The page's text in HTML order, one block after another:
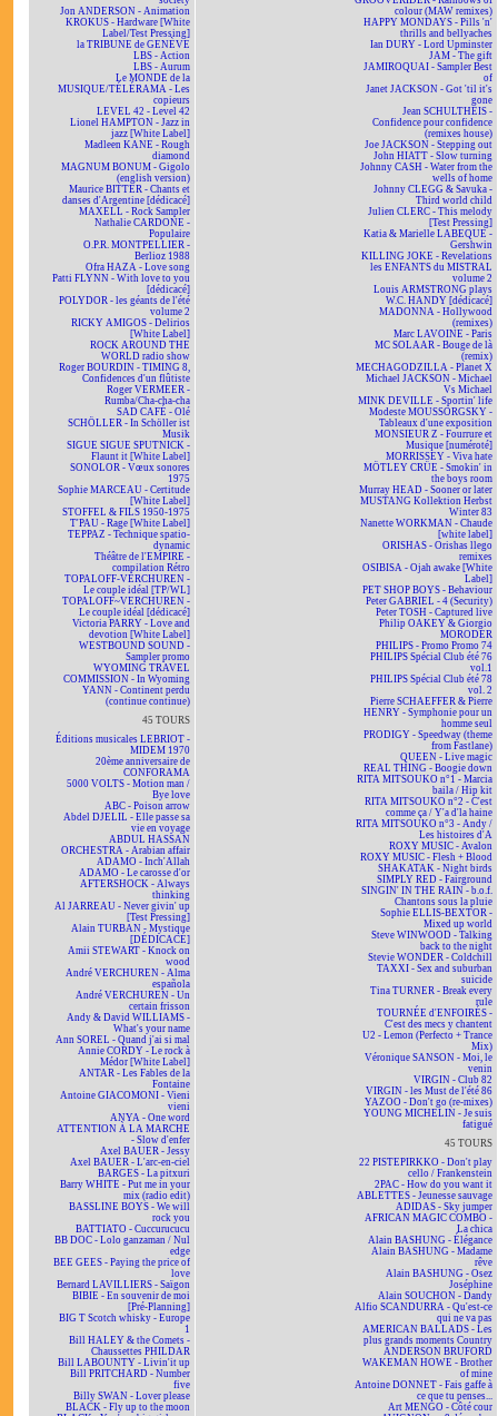
Jon ANDERSON - Animation
KROKUS - Hardware [White
Label/Test Pressing]
la TRIBUNE de GENÈVE
LBS - Action
LBS - Aurum
Le MONDE de la
MUSIQUE/TÉLÉRAMA - Les
copieurs
LEVEL 42 - Level 42
Lionel HAMPTON - Jazz in
jazz [White Label]
Madleen KANE - Rough
diamond
MAGNUM BONUM - Gigolo
(english version)
Maurice BITTER - Chants et
danses d'Argentine [dédicacé]
MAXELL - Rock Sampler
Nathalie CARDONE -
Populaire
O.P.R. MONTPELLIER -
Berlioz 1988
Ofra HAZA - Love song
Patti FLYNN - With love to you
[dédicacé]
POLYDOR - les géants de l'été
volume 2
RICKY AMIGOS - Delirios
[White Label]
ROCK AROUND THE
WORLD radio show
Roger BOURDIN - TIMING 8,
Confidences d'un flûtiste
Roger VERMEER -
Rumba/Cha-cha-cha
SAD CAFÉ - Olé
SCHÖLLER - In Schöller ist
Musik
SIGUE SIGUE SPUTNICK -
Flaunt it [White Label]
SONOLOR - Vœux sonores
1975
Sophie MARCEAU - Certitude
[White Label]
STOFFEL & FILS 1950-1975
T'PAU - Rage [White Label]
TEPPAZ - Technique spatio-
dynamic
Théâtre de l'EMPIRE -
compilation Rétro
TOPALOFF-VERCHUREN -
Le couple idéal [TP/WL]
TOPALOFF~VERCHUREN -
Le couple idéal [dédicacé]
Victoria PARRY - Love and
devotion [White Label]
WESTBOUND SOUND -
Sampler promo
WYOMING TRAVEL
COMMISSION - In Wyoming
YANN - Continent perdu
(continue continue)
45 TOURS
Éditions musicales LEBRIOT -
MIDEM 1970
20ème anniversaire de
CONFORAMA
5000 VOLTS - Motion man /
Bye love
ABC - Poison arrow
Abdel DJELIL - Elle passe sa
vie en voyage
ABDUL HASSAN
ORCHESTRA - Arabian affair
ADAMO - Inch'Allah
ADAMO - Le carosse d'or
AFTERSHOCK - Always
thinking
Al JARREAU - Never givin' up
[Test Pressing]
Alain TURBAN - Mystique
[DÉDICACÉ]
Amii STEWART - Knock on
wood
André VERCHUREN - Alma
española
André VERCHUREN - Un
certain frisson
Andy & David WILLIAMS -
What's your name
Ann SOREL - Quand j'ai si mal
Annie CORDY - Le rock à
Médor [White Label]
ANTAR - Les Fables de la
Fontaine
Antoine GIACOMONI - Vieni
vieni
ANYA - One word
ATTENTION À LA MARCHE
- Slow d'enfer
Axel BAUER - Jessy
Axel BAUER - L'arc-en-ciel
BARGES - La pitxuri
Barry WHITE - Put me in your
mix (radio edit)
BASSLINE BOYS - We will
rock you
BATTIATO - Cuccurucucu
BB DOC - Lolo ganzaman / Nul
edge
BEE GEES - Paying the price of
love
Bernard LAVILLIERS - Saïgon
BIBIE - En souvenir de moi
[Pré-Planning]
BIG T Scotch whisky - Europe
1
Bill HALEY & the Comets -
Chaussettes PHILDAR
Bill LABOUNTY - Livin'it up
Bill PRITCHARD - Number
five
Billy SWAN - Lover please
BLACK - Fly up to the moon
colour (MAW remixes)
HAPPY MONDAYS - Pills 'n'
thrills and bellyaches
Ian DURY - Lord Upminster
JAM - The gift
JAMIROQUAI - Sampler Best
of
Janet JACKSON - Got 'til it's
gone
Jean SCHULTHEIS -
Confidence pour confidence
(remixes house)
Joe JACKSON - Stepping out
John HIATT - Slow turning
Johnny CASH - Water from the
wells of home
Johnny CLEGG & Savuka -
Third world child
Julien CLERC - This melody
[Test Pressing]
Katia & Marielle LABEQUE -
Gershwin
KILLING JOKE - Revelations
les ENFANTS du MISTRAL
volume 2
Louis ARMSTRONG plays
W.C. HANDY [dédicacé]
MADONNA - Hollywood
(remixes)
Marc LAVOINE - Paris
MC SOLAAR - Bouge de là
(remix)
MECHAGODZILLA - Planet X
Michael JACKSON - Michael
Vs Michael
MINK DEVILLE - Sportin' life
Modeste MOUSSORGSKY -
Tableaux d'une exposition
MONSIEUR Z - Fourrure et
Musique [numéroté]
MORRISSEY - Viva hate
MÖTLEY CRÜE - Smokin' in
the boys room
Murray HEAD - Sooner or later
MUSTANG Kollektion Herbst
Winter 83
Nanette WORKMAN - Chaude
[white label]
ORISHAS - Orishas llego
remixes
OSIBISA - Ojah awake [White
Label]
PET SHOP BOYS - Behaviour
Peter GABRIEL - 4 (Security)
Peter TOSH - Captured live
Philip OAKEY & Giorgio
MORODER
PHILIPS - Promo Promo 74
PHILIPS Spécial Club été 76
vol.1
PHILIPS Spécial Club été 78
vol. 2
Pierre SCHAEFFER & Pierre
HENRY - Symphonie pour un
homme seul
PRODIGY - Speedway (theme
from Fastlane)
QUEEN - Live magic
REAL THING - Boogie down
RITA MITSOUKO n°1 - Marcia
baila / Hip kit
RITA MITSOUKO n°2 - C'est
comme ça / Y'a d'la haine
RITA MITSOUKO n°3 - Andy /
Les histoires d'A
ROXY MUSIC - Avalon
ROXY MUSIC - Flesh + Blood
SHAKATAK - Night birds
SIMPLY RED - Fairground
SINGIN' IN THE RAIN - b.o.f.
Chantons sous la pluie
Sophie ELLIS-BEXTOR -
Mixed up world
Steve WINWOOD - Talking
back to the night
Stevie WONDER - Coldchill
TAXXI - Sex and suburban
suicide
Tina TURNER - Break every
rule
TOURNÉE d'ENFOIRÉS -
C'est des mecs y chantent
U2 - Lemon (Perfecto + Trance
Mix)
Véronique SANSON - Moi, le
venin
VIRGIN - Club 82
VIRGIN - les Must de l'été 86
YAZOO - Don't go (re-mixes)
YOUNG MICHELIN - Je suis
fatigué
45 TOURS
22 PISTEPIRKKO - Don't play
cello / Frankenstein
2PAC - How do you want it
ABLETTES - Jeunesse sauvage
ADIDAS - Sky jumper
AFRICAN MAGIC COMBO -
La chica
Alain BASHUNG - Élégance
Alain BASHUNG - Madame
rêve
Alain BASHUNG - Osez
Joséphine
Alain SOUCHON - Dandy
Alfio SCANDURRA - Qu'est-ce
qui ne va pas
AMERICAN BALLADS - Les
plus grands moments Country
ANDERSON BRUFORD
WAKEMAN HOWE - Brother
of mine
Antoine DONNET - Fais gaffe à
ce que tu penses...
Art MENGO - Côté cour